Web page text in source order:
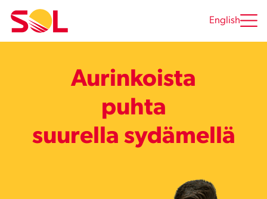
sisältöön
English
Aurinkoista
puhtautta
suurella sydämellä